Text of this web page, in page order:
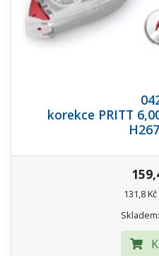
korekce PRITT
131,8